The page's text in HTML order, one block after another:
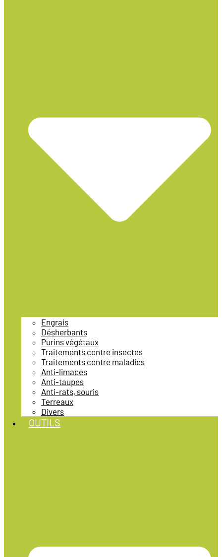
Engrais
Désherbants
Purins végétaux
Traitements contre insectes
Traitements contre maladies
Anti-limaces
Anti-taupes
Anti-rats, souris
Terreaux
Divers
OUTILS